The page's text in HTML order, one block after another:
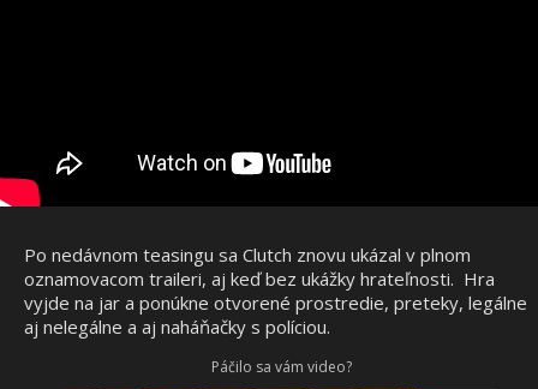
Po nedávnom teasingu sa Clutch znovu ukázal v plnom
oznamovacom traileri, aj keď bez ukážky hrateľnosti. Hra
vyjde na jar a ponúkne otvorené prostredie, preteky, legálne
aj nelegálne a aj naháňačky s políciou.
Páčilo sa vám video?